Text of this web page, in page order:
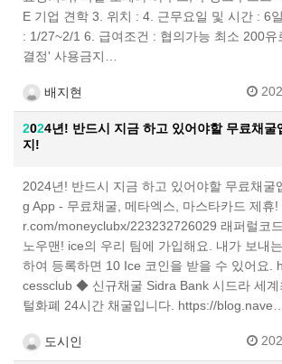
E 기업 견학 3. 위치 : 4. 근무요일 및 시간 : 6
: 1/27~2/1 6. 급여조건 : 협의가능 최소 200유
결정' 사용금지…
배지현
2024년! 반드시 지금 하고 있어야할 무료채굴
지!
2024년! 반드시 지금 하고 있어야할 무료채
g App - 무료채굴, 메타엑스, 마스타카드 제휴
r.com/moneyclubx/223232726029 래퍼럴코
노우맨! ice의 우리 팀에 가입해요. 내가 보내
하여 등록하면 10 Ice 코인을 받을 수 있어요.
cessclub ◆ 신규채굴 Sidra Bank 시드라 세계
털화폐 24시간 채굴입니다. https://
도시인